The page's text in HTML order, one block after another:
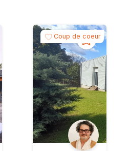
Coup de coeur